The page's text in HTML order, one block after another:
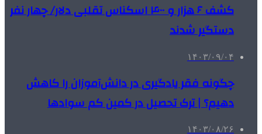
کشف ۶ هزار و ۴۰۰ اسکناس تقلبی دلار/ چهار نفر
دستگیر شدند
۱۴۰۳/۰۹/۰۴
چگونه فقر یادگیری در دانش‌آموزان را کاهش
دهیم؟ | ترک تحصیل در کمین کم سوادها
۱۴۰۳/۰۸/۲۶